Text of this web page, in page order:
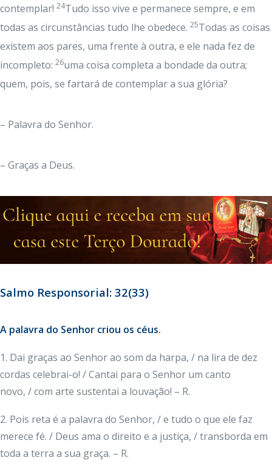
contemplar! 24Tudo isso vive e permanece sempre, e em
todas as circunstâncias tudo lhe obedece. 25Todas as coisas
existem aos pares, uma frente à outra, e ele nada fez de
incompleto: 26uma coisa completa a bondade da outra;
quem, pois, se fartará de contemplar a sua glória?
– Palavra do Senhor.
– Graças a Deus.
Salmo Responsorial: 32(33)
A palavra do Senhor criou os céus.
1. Dai graças ao Senhor ao som da harpa, / na lira de dez
cordas celebrai-o! / Cantai para o Senhor um canto
novo, / com arte sustentai a louvação! – R.
2. Pois reta é a palavra do Senhor, / e tudo o que ele faz
merece fé. / Deus ama o direito e a justiça, / transborda em
toda a terra a sua graça. – R.